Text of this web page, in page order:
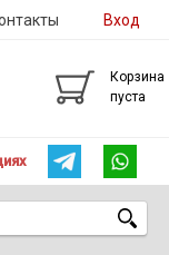
Вход
Корзина
пуста